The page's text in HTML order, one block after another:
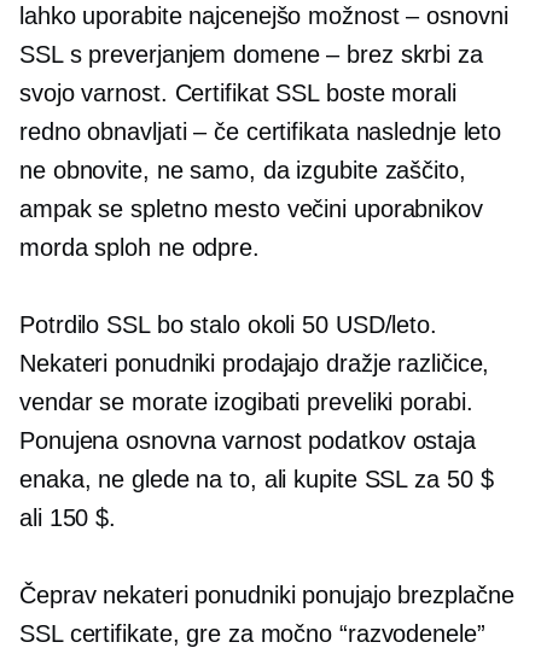
lahko uporabite najcenejšo možnost – osnovni
SSL s preverjanjem domene – brez skrbi za
svojo varnost. Certifikat SSL boste morali
redno obnavljati – če certifikata naslednje leto
ne obnovite, ne samo, da izgubite zaščito,
ampak se spletno mesto večini uporabnikov
morda sploh ne odpre.
Potrdilo SSL bo stalo okoli 50 USD/leto.
Nekateri ponudniki prodajajo dražje različice,
vendar se morate izogibati preveliki porabi.
Ponujena osnovna varnost podatkov ostaja
enaka, ne glede na to, ali kupite SSL za 50 $
ali 150 $.
Čeprav nekateri ponudniki ponujajo brezplačne
SSL certifikate, gre za močno “razvodenele”